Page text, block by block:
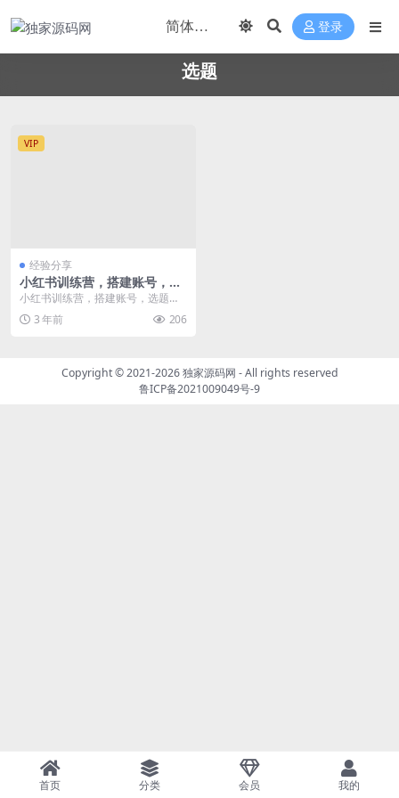
登录
选题
VIP
经验分享
小红书训练营，搭建账号，选
题对标，涨粉变现，看透本质
小红书训练营，搭建账号，选题对
标，涨粉变现，看透本质 课程目
录： 第一课.看透小...
3 年前 206
Copyright © 2021-2026独家源码网 - All rights reserved
鲁ICP备2021009049号-9
首页 分类 会员 我的